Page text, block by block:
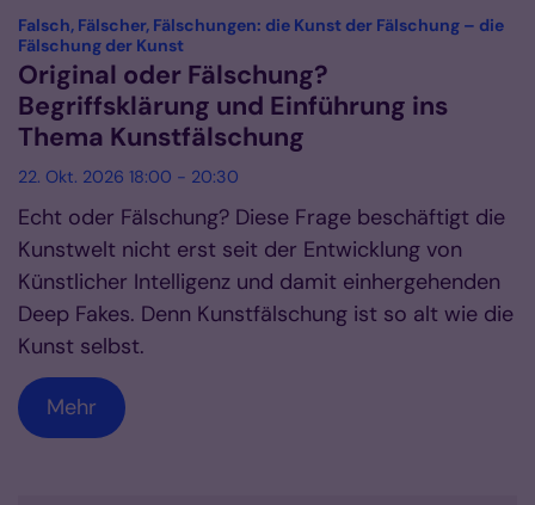
Datum: 22. Oktober 2026
Falsch, Fälscher, Fälschungen: die Kunst der Fälschung – die
Fälschung der Kunst:
Original oder Fälschung?
Begriffsklärung und Einführung ins
Thema Kunstfälschung
22. Okt. 2026 18:00 - 20:30
Echt oder Fälschung? Diese Frage beschäftigt die
Kunstwelt nicht erst seit der Entwicklung von
Künstlicher Intelligenz und damit einhergehenden
Deep Fakes. Denn Kunstfälschung ist so alt wie die
Kunst selbst.
Mehr